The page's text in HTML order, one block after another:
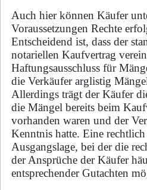
Auch hier können Käufer
Voraussetzungen Rechte
Entscheidend ist, dass der
notariellen Kaufvertrag
Haftungsausschluss für
die Verkäufer arglistig
Allerdings trägt der Käufer
die Mängel bereits beim
vorhanden waren und der
Kenntnis hatte. Eine
Ausgangslage, bei der die
der Ansprüche der Käufer
entsprechender Gutachten